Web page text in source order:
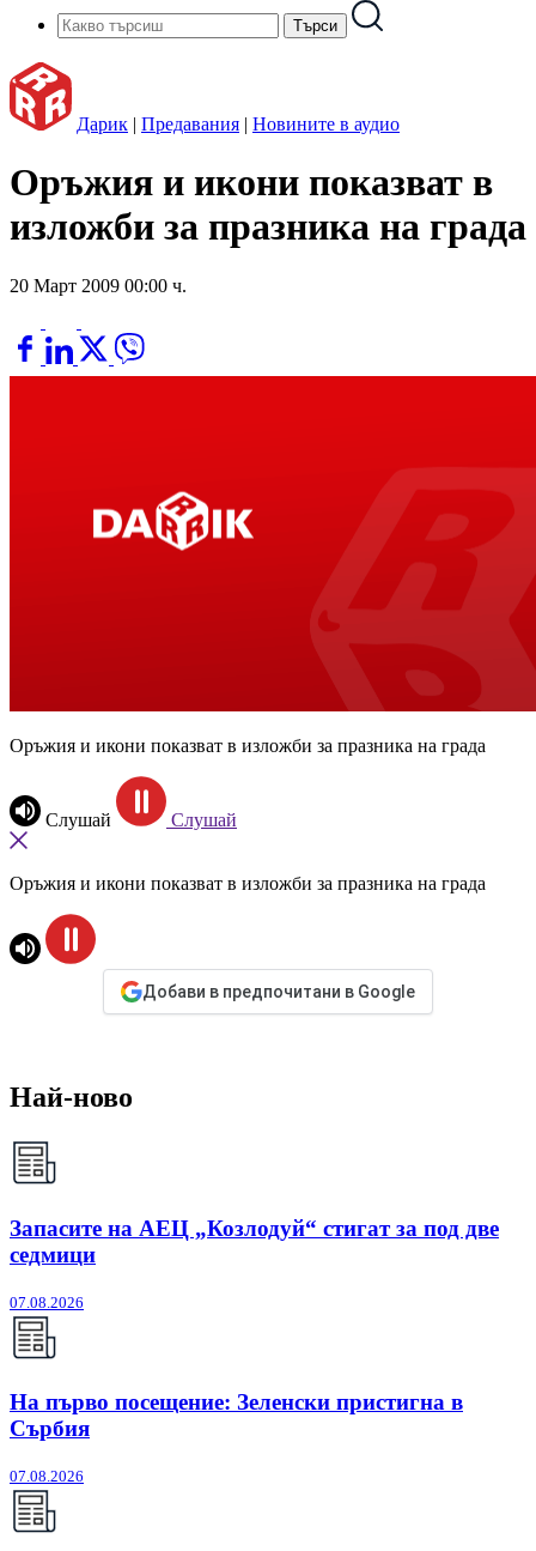
Дарик | Предавания | Новините в аудио
Оръжия и икони показват в
изложби за празника на града
20 Март 2009 00:00 ч.
Оръжия и икони показват в изложби за празника на града
Слушай Слушай
Оръжия и икони показват в изложби за празника на града
Добави в предпочитани в Google
Най-ново
Запасите на АЕЦ „Козлодуй“ стигат за под две
седмици
07.08.2026
На първо посещение: Зеленски пристигна в
Сърбия
07.08.2026